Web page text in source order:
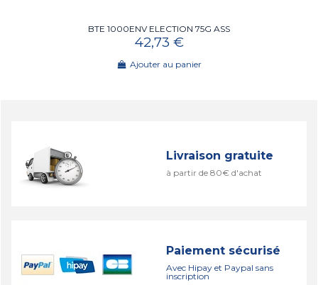
BTE 1000ENV ELECTION 75G ASS
42,73 €
Ajouter au panier
Livraison gratuite
à partir de 80€ d'achat
Paiement sécurisé
Avec Hipay et Paypal sans
inscription